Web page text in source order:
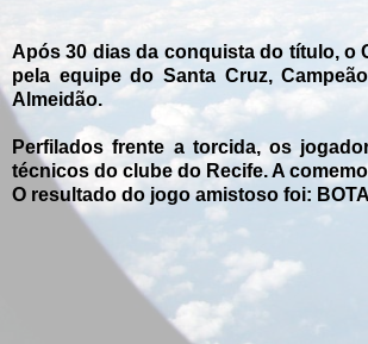
Após 30 dias da conquista do título, o
pela equipe do Santa Cruz,
Almeidão.
Perfilados frente a torcida, os
técnicos do clube do Recife. A
O resultado do jogo amistoso foi: